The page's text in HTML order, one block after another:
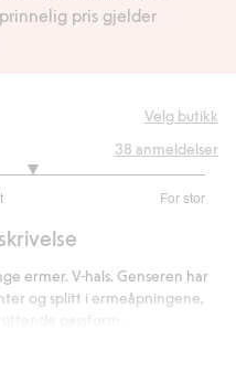
pris gjelder
Velg butikk
For stor
38 anmeldelser
ermer. V-hals. Genseren har
og splitt i ermeåpningene,